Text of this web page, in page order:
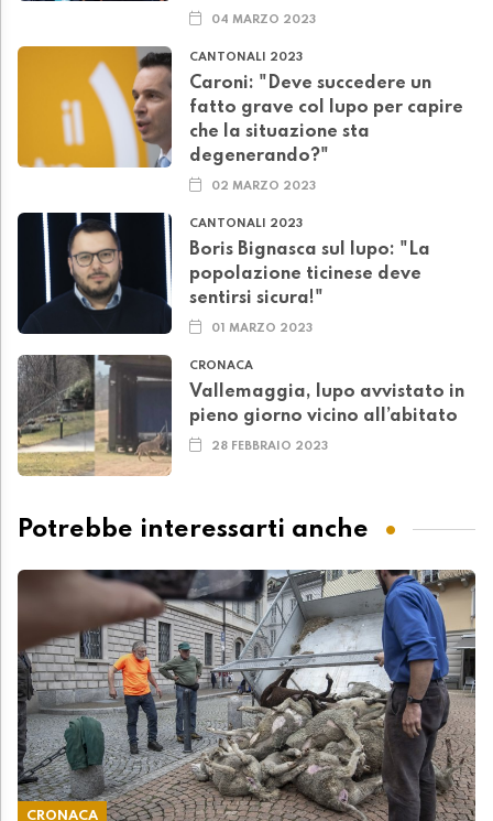
04 MARZO 2023
CANTONALI 2023
Caroni: "Deve succedere un
fatto grave col lupo per capire
che la situazione sta
degenerando?"
02 MARZO 2023
CANTONALI 2023
Boris Bignasca sul lupo: "La
popolazione ticinese deve
sentirsi sicura!"
01 MARZO 2023
CRONACA
Vallemaggia, lupo avvistato in
pieno giorno vicino all’abitato
28 FEBBRAIO 2023
Potrebbe interessarti anche
CRONACA